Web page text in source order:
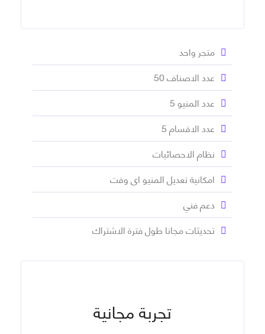
متجر واحد
عدد الاصناف 50
عدد المنيو 5
عدد الاقسام 5
نظام الاحصائيات
امكانية تعديل المنيو اى وقت
دعم فني
تحديثات مجانا طول فترة الاشتراك
تجربة مجانية